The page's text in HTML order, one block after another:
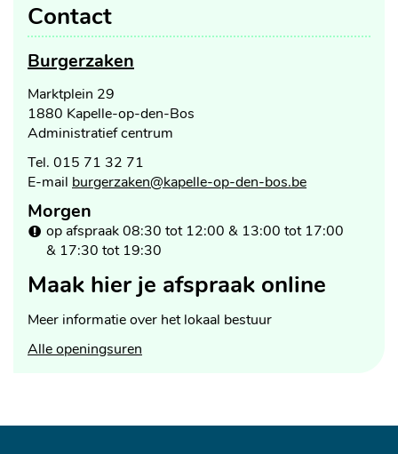
Contact
Burgerzaken
Adres
Marktplein 29
,1880 Kapelle-op-den-Bos
Administratief centrum
Tel. 015 71 32 71
E-
mail
burgerzaken@kapelle-op-den-bos.be
Openingsuren
Morgen
op afspraak08:30 tot 12:00 & 13:00 tot 17:00
& 17:30 tot 19:30
Maak hier je afspraak online
Meer informatie over het lokaal bestuur
Alle openingsuren